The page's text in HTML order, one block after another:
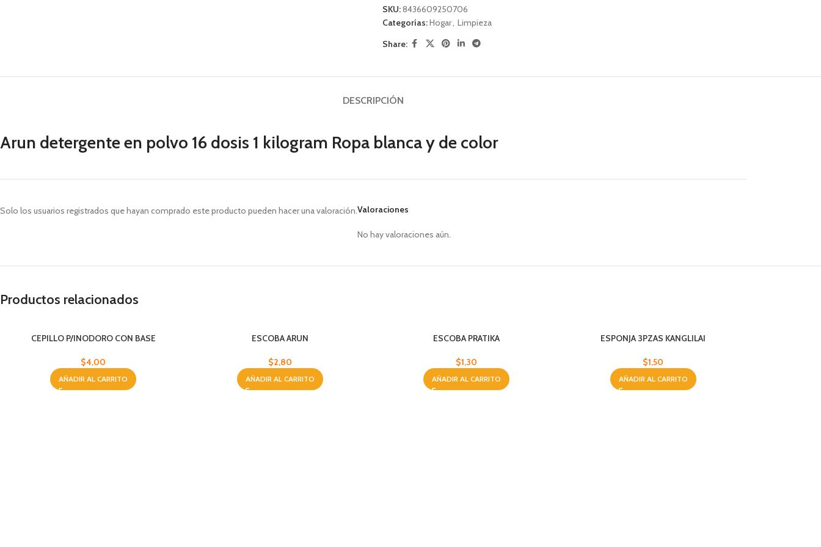
SKU:8436609250706
Categorías:Hogar, Limpieza
Share:
DESCRIPCIÓN
Arun detergente en polvo 16 dosis 1 kilogram Ropa blanca y de color
Valoraciones
No hay valoraciones aún.
Solo los usuarios registrados que hayan comprado este producto pueden hacer una valoración.
Productos relacionados
CEPILLO P/INODORO CON BASE
$4,00
AÑADIR AL CARRITO
ESCOBA ARUN
$2,80
AÑADIR AL CARRITO
ESCOBA PRATIKA
$1,30
AÑADIR AL CARRITO
ESPONJA 3PZAS KANGLILAI
$1,50
AÑADIR AL CARRITO